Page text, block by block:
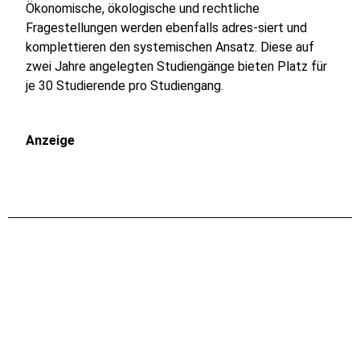
Ökonomische, ökologische und rechtliche
Fragestellungen werden ebenfalls adres-siert und
komplettieren den systemischen Ansatz. Diese auf
zwei Jahre angelegten Studiengänge bieten Platz für
je 30 Studierende pro Studiengang.
Anzeige